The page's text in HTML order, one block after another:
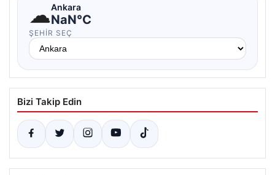
☁Ankara
NaN°C
ŞEHIR SEÇ
Bizi Takip Edin